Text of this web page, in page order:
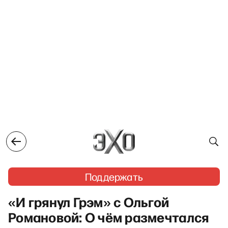
Поддержать
«И грянул Грэм» с Ольгой
Романовой: О чём размечтался